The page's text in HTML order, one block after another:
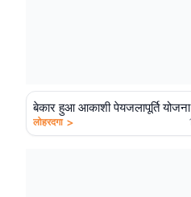
बेकार हुआ आकाशी पेयजलापूर्ति योजना
लोहरदगा >